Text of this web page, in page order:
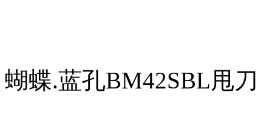
蝴蝶.蓝孔BM42SBL甩刀